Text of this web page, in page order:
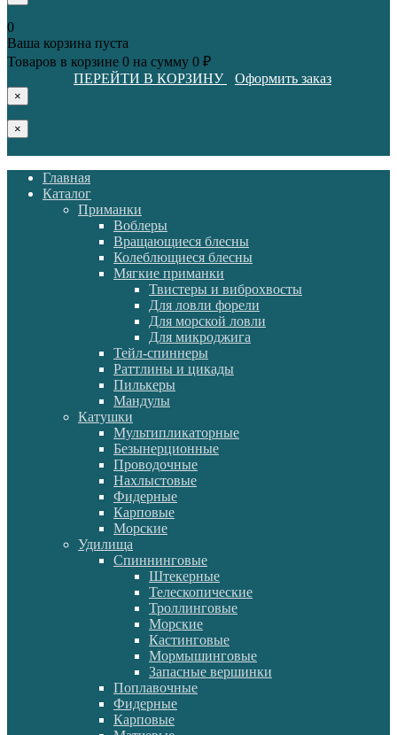
0
Ваша корзина пуста
Товаров в корзине 0 на сумму 0 ₽
ПЕРЕЙТИ В КОРЗИНУ
Оформить заказ
×
×
Главная
Каталог
Приманки
Воблеры
Вращающиеся блесны
Колеблющиеся блесны
Мягкие приманки
Твистеры и виброхвосты
Для ловли форели
Для морской ловли
Для микроджига
Тейл-спиннеры
Раттлины и цикады
Пилькеры
Мандулы
Катушки
Мультипликаторные
Безынерционные
Проводочные
Нахлыстовые
Фидерные
Карповые
Морские
Удилища
Спиннинговые
Штекерные
Телескопические
Троллинговые
Морские
Кастинговые
Мормышинговые
Запасные вершинки
Поплавочные
Фидерные
Карповые